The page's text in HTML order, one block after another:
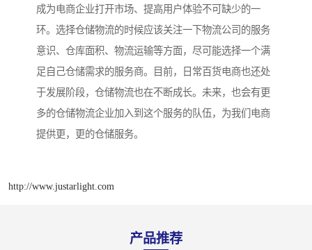
成为电商企业打开市场、提高用户体验不可缺少的一
环。选择仓储物流的时候应该关注一下物流公司的服务
意识、仓库面积、物流运输等方面，尽可能选择一个满
足自己仓储需求的服务商。目前，日常百货电商也还处
于发展阶段，仓储物流也在不断成长。未来，也会有更
多的仓储物流企业加入到这个服务的队伍，为我们电商
提供更，更的仓储服务。
http://www.justarlight.com
产品推荐